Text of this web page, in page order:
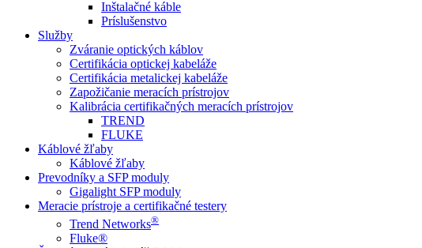
Inštalačné káble
Príslušenstvo
Služby
Zváranie optických káblov
Certifikácia optickej kabeláže
Certifikácia metalickej kabeláže
Zapožičanie meracích prístrojov
Kalibrácia certifikačných meracích prístrojov
TREND
FLUKE
Káblové žľaby
Káblové žľaby
Prevodníky a SFP moduly
Gigalight SFP moduly
Meracie prístroje a certifikačné testery
Trend Networks®
Fluke®